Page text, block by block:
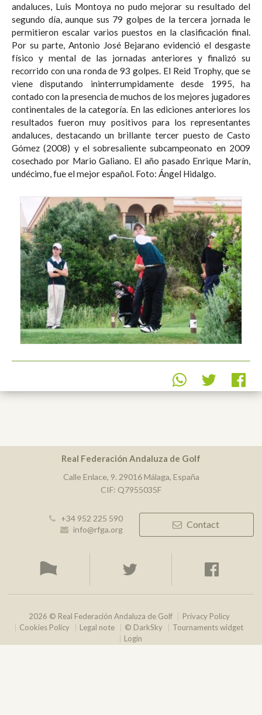
andaluces, Luis Montoya no pudo mejorar su resultado del
segundo día, aunque sus 79 golpes de la tercera jornada le
permitieron escalar varios puestos en la clasificación final.
Por su parte, Antonio José Bejarano evidenció el desgaste
físico y mental de las jornadas anteriores y finalizó su
recorrido con una ronda de 93 golpes. El Reid Trophy, que se
viene disputando ininterrumpidamente desde 1995, ha
contado con la presencia de muchos de los mejores jugadores
continentales de la categoría. En las ediciones anteriores los
resultados fueron muy positivos para los representantes
andaluces, destacando un brillante tercer puesto de Casto
Gómez (2008) y el sobresaliente subcampeonato en 2009
cosechado por Mario Galiano. El año pasado Enrique Marín,
undécimo, fue el mejor español. Foto: Ángel Hidalgo.
Real Federación Andaluza de Golf
Calle Enlace, 9. 29016 Málaga, España
CIF: Q7955035F
+34 952 225 590
info@rfga.org
Contact
2026 © Real Federación Andaluza de Golf
Privacy Policy
Cookies Policy
Legal note © DarkSky
Tournaments widget
Login